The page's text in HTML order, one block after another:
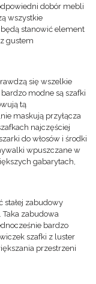
dobór mebli
wszystkie
stanowić element
gustem
się wszelkie
modne są szafki
tą
maskują przyłącza
najczęściej
do włosów i środki
wpuszczane w
gabarytach,
stałej zabudowy
Taka zabudowa
bardzo
szafki z luster
przestrzeni